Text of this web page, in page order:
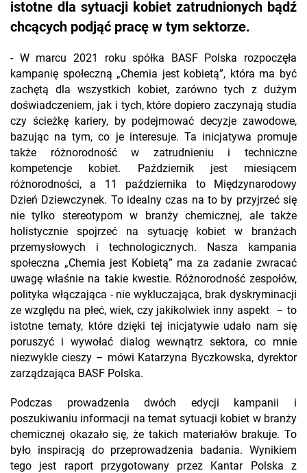
istotne dla sytuacji kobiet zatrudnionych bądź
chcących podjąć pracę w tym sektorze.
- W marcu 2021 roku spółka BASF Polska rozpoczęła
kampanię społeczną „Chemia jest kobietą”, która ma być
zachętą dla wszystkich kobiet, zarówno tych z dużym
doświadczeniem, jak i tych, które dopiero zaczynają studia
czy ścieżkę kariery, by podejmować decyzje zawodowe,
bazując na tym, co je interesuje. Ta inicjatywa promuje
także różnorodność w zatrudnieniu i techniczne
kompetencje kobiet. Październik jest miesiącem
różnorodności, a 11 października to Międzynarodowy
Dzień Dziewczynek. To idealny czas na to by przyjrzeć się
nie tylko stereotypom w branży chemicznej, ale także
holistycznie spojrzeć na sytuację kobiet w branżach
przemysłowych i technologicznych. Nasza kampania
społeczna „Chemia jest Kobietą” ma za zadanie zwracać
uwagę właśnie na takie kwestie. Różnorodność zespołów,
polityka włączająca - nie wykluczająca, brak dyskryminacji
ze względu na płeć, wiek, czy jakikolwiek inny aspekt – to
istotne tematy, które dzięki tej inicjatywie udało nam się
poruszyć i wywołać dialog wewnątrz sektora, co mnie
niezwykle cieszy – mówi Katarzyna Byczkowska, dyrektor
zarządzająca BASF Polska.
Podczas prowadzenia dwóch edycji kampanii i
poszukiwaniu informacji na temat sytuacji kobiet w branży
chemicznej okazało się, że takich materiałów brakuje. To
było inspiracją do przeprowadzenia badania. Wynikiem
tego jest raport przygotowany przez Kantar Polska z